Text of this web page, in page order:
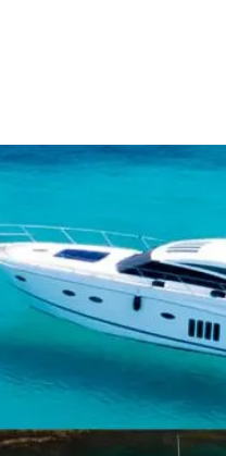
İhracat